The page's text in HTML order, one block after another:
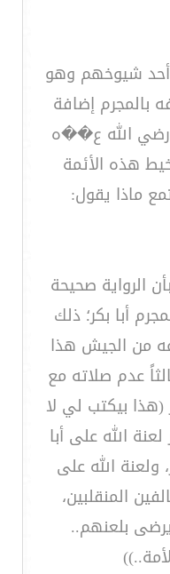
شيوخهم وهو
بالمجرم إضافة
رضي الله ع��ه
هذه الأئمة
ماذا يقول:
الرواية صحيحة
أبا بكر؛ ذلك
من الجيش هذا
عدم صلاته مع
(هذا بيكتب لي لا
الله على أبا
ولعنة الله على
المنقلبين،
بلعنهم..